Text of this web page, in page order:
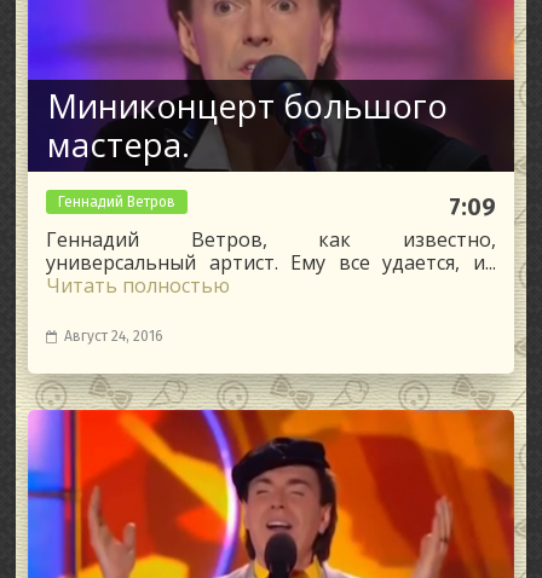
Миниконцерт большого
мастера.
Геннадий Ветров 7:09
Геннадий Ветров, как известно,
универсальный артист. Ему все удается, и...
Читать полностью
Август 24, 2016